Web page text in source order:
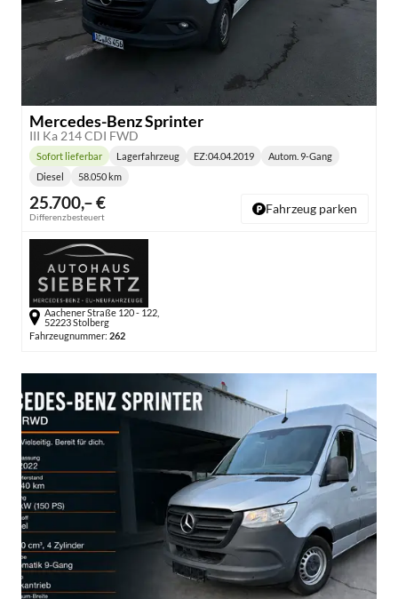
Mercedes-Benz Sprinter
III Ka 214 CDI FWD
25.700,– €
Differenzbesteuert
Lieferzeit:
Sofort lieferbar Lagerfahrzeug EZ:04.04.2019
Getriebe:
Autom. 9-Gang
Kraftstoff:
Diesel
Kilometerstand:
58.050 km
Fahrzeug parken
Aachener Straße 120 - 122,
52223 Stolberg
Fahrzeugnummer: 262